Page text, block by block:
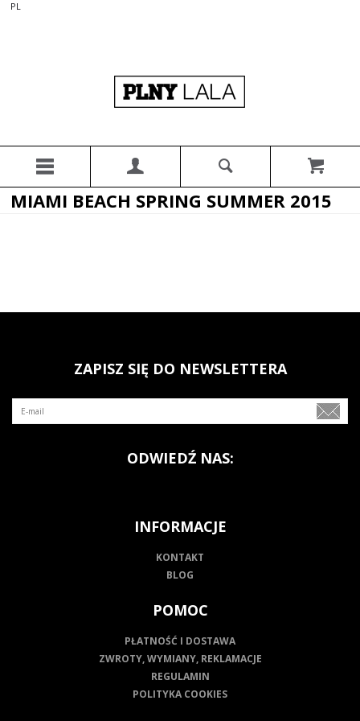
PL
MIAMI BEACH SPRING SUMMER 2015
ZAPISZ SIĘ DO NEWSLETTERA
ODWIEDŹ NAS:
INFORMACJE
KONTAKT
BLOG
POMOC
PŁATNOŚĆ I DOSTAWA
ZWROTY, WYMIANY, REKLAMACJE
REGULAMIN
POLITYKA COOKIES